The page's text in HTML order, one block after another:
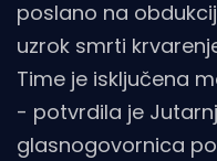
poslano na
uzrok smrti
Time je isključena
- potvrdila je
glasnogovornica